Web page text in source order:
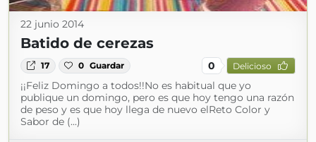
22 junio 2014
Batido de cerezas
17 0 Guardar 0 Delicioso
¡¡Feliz Domingo a todos!!No es habitual que yo
publique un domingo, pero es que hoy tengo una razón
de peso y es que hoy llega de nuevo elReto Color y
Sabor de (...)